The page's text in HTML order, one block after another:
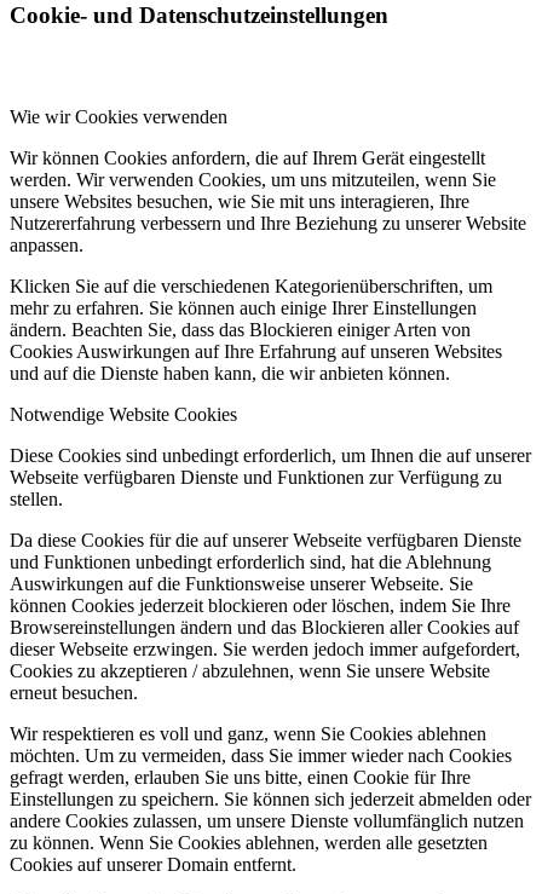
Cookie- und Datenschutzeinstellungen
Wie wir Cookies verwenden
Wir können Cookies anfordern, die auf Ihrem Gerät eingestellt
werden. Wir verwenden Cookies, um uns mitzuteilen, wenn Sie
unsere Websites besuchen, wie Sie mit uns interagieren, Ihre
Nutzererfahrung verbessern und Ihre Beziehung zu unserer Website
anpassen.
Klicken Sie auf die verschiedenen Kategorienüberschriften, um
mehr zu erfahren. Sie können auch einige Ihrer Einstellungen
ändern. Beachten Sie, dass das Blockieren einiger Arten von
Cookies Auswirkungen auf Ihre Erfahrung auf unseren Websites
und auf die Dienste haben kann, die wir anbieten können.
Notwendige Website Cookies
Diese Cookies sind unbedingt erforderlich, um Ihnen die auf unserer
Webseite verfügbaren Dienste und Funktionen zur Verfügung zu
stellen.
Da diese Cookies für die auf unserer Webseite verfügbaren Dienste
und Funktionen unbedingt erforderlich sind, hat die Ablehnung
Auswirkungen auf die Funktionsweise unserer Webseite. Sie
können Cookies jederzeit blockieren oder löschen, indem Sie Ihre
Browsereinstellungen ändern und das Blockieren aller Cookies auf
dieser Webseite erzwingen. Sie werden jedoch immer aufgefordert,
Cookies zu akzeptieren / abzulehnen, wenn Sie unsere Website
erneut besuchen.
Wir respektieren es voll und ganz, wenn Sie Cookies ablehnen
möchten. Um zu vermeiden, dass Sie immer wieder nach Cookies
gefragt werden, erlauben Sie uns bitte, einen Cookie für Ihre
Einstellungen zu speichern. Sie können sich jederzeit abmelden oder
andere Cookies zulassen, um unsere Dienste vollumfänglich nutzen
zu können. Wenn Sie Cookies ablehnen, werden alle gesetzten
Cookies auf unserer Domain entfernt.